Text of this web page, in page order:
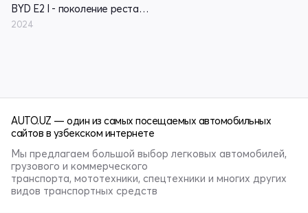
BYD E2 I - поколение рестайлинг
2024
AUTO.UZ — один из самых посещаемых автомобильных
сайтов в узбекском интернете
Мы предлагаем большой выбор легковых автомобилей,
грузового и коммерческого
транспорта, мототехники, спецтехники и многих других
видов транспортных средств